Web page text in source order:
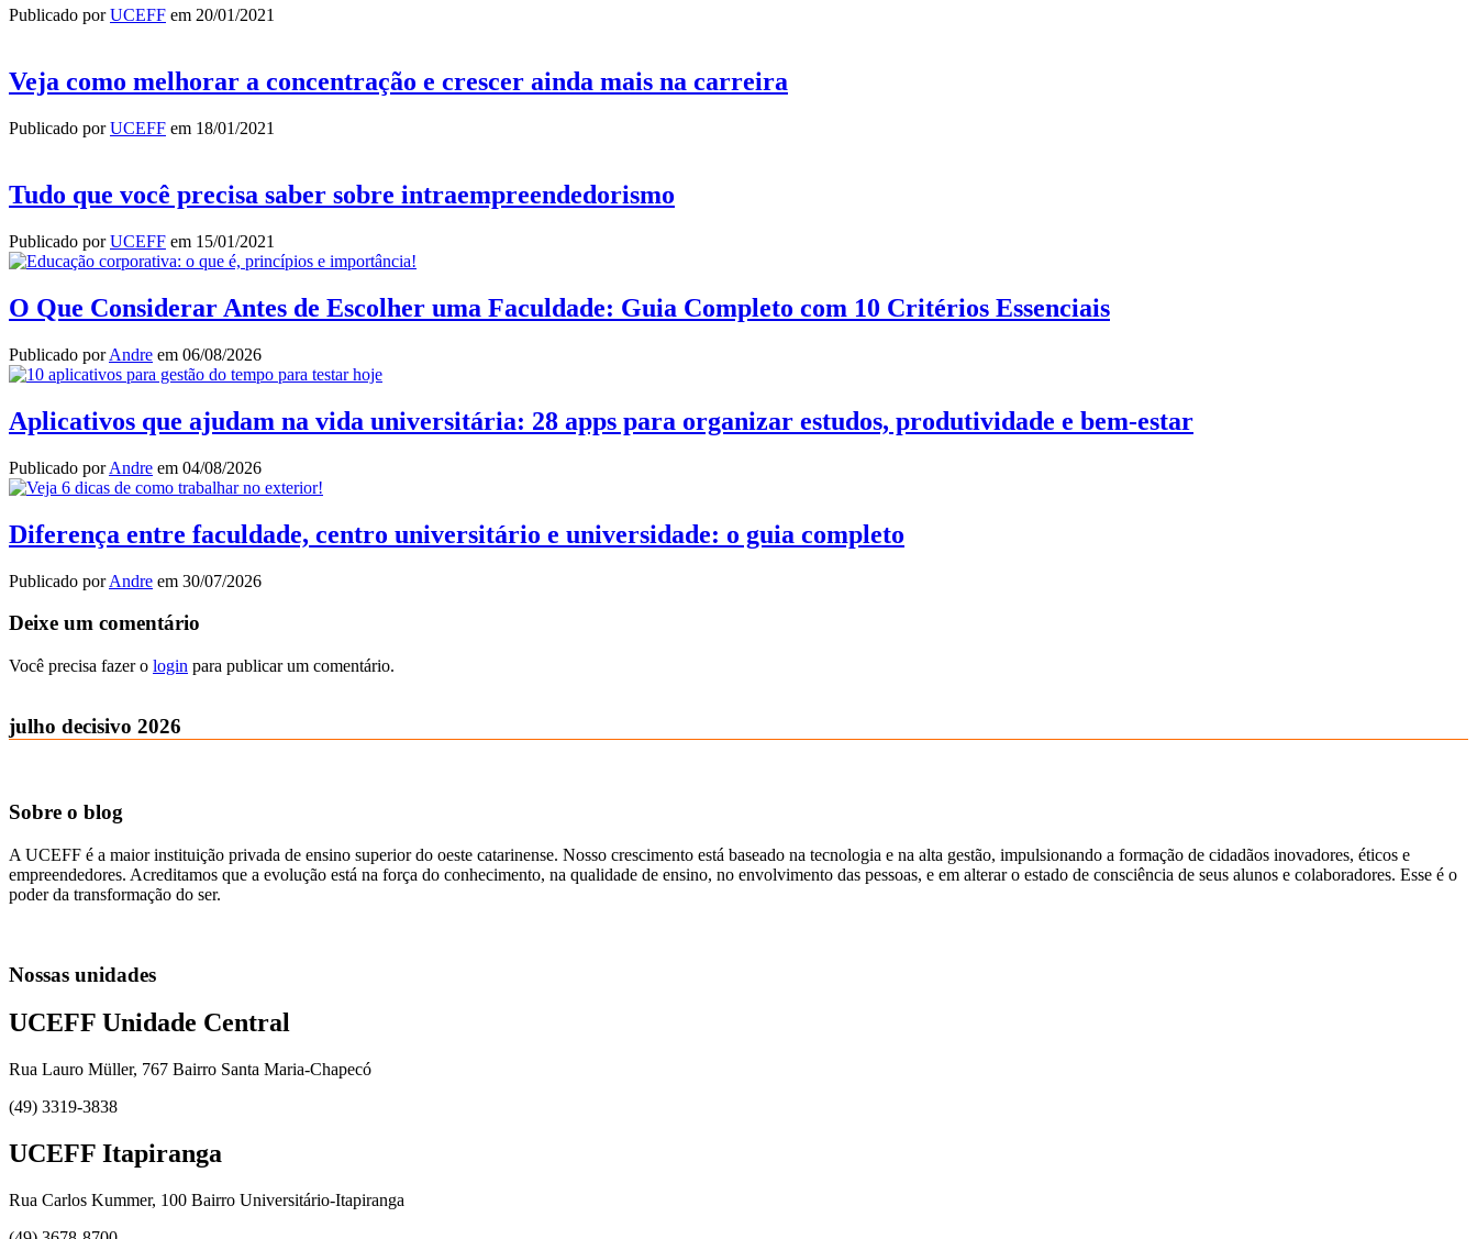
Publicado porUCEFF em 20/01/2021
Veja como melhorar a concentração e crescer ainda mais na carreira
Publicado porUCEFF em 18/01/2021
Tudo que você precisa saber sobre intraempreendedorismo
Publicado porUCEFF em 15/01/2021
O Que Considerar Antes de Escolher uma Faculdade: Guia Completo com 10 Critérios Essenciais
Publicado porAndre em 06/08/2026
Aplicativos que ajudam na vida universitária: 28 apps para organizar estudos, produtividade e bem-estar
Publicado porAndre em 04/08/2026
Diferença entre faculdade, centro universitário e universidade: o guia completo
Publicado porAndre em 30/07/2026
Deixe um comentário
Você precisa fazer o login para publicar um comentário.
julho decisivo 2026
Sobre o blog
A UCEFF é a maior instituição privada de ensino superior do oeste catarinense. Nosso crescimento está baseado na tecnologia e na alta gestão, impulsionando a formação de cidadãos inovadores, éticos e
empreendedores. Acreditamos que a evolução está na força do conhecimento, na qualidade de ensino, no envolvimento das pessoas, e em alterar o estado de consciência de seus alunos e colaboradores. Esse é o
poder da transformação do ser.
Nossas unidades
UCEFF Unidade Central
Rua Lauro Müller, 767 Bairro Santa Maria-Chapecó
(49) 3319-3838
UCEFF Itapiranga
Rua Carlos Kummer, 100 Bairro Universitário-Itapiranga